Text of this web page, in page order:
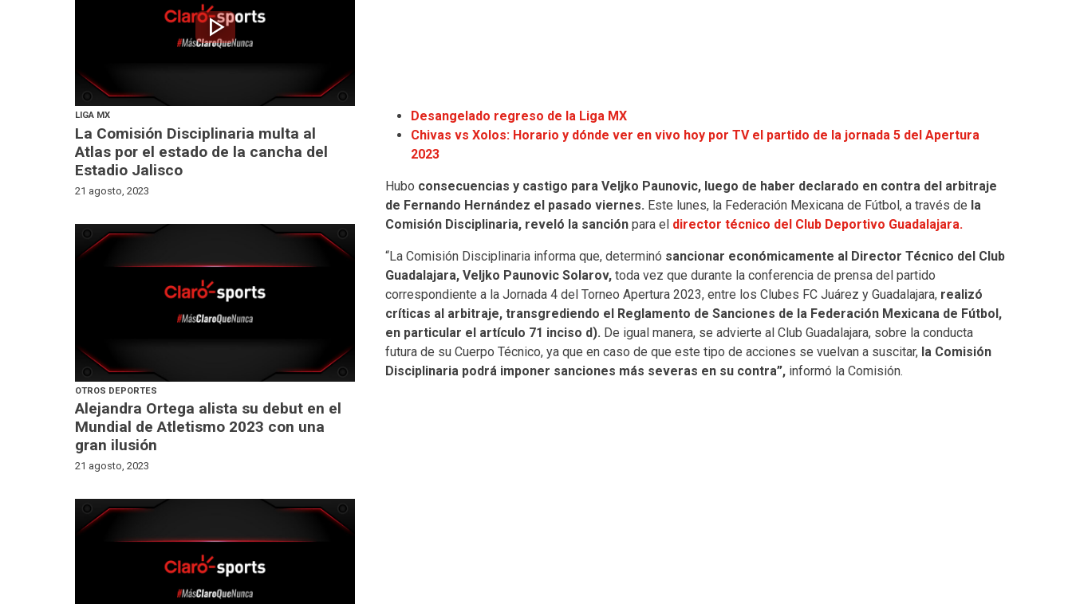
play_arrow
LIGA MX
La Comisión Disciplinaria multa al
Atlas por el estado de la cancha del
Estadio Jalisco
21 agosto, 2023
OTROS DEPORTES
Alejandra Ortega alista su debut en el
Mundial de Atletismo 2023 con una
gran ilusión
21 agosto, 2023
Desangelado regreso de la Liga MX
Chivas vs Xolos: Horario y dónde ver en vivo hoy por TV el partido de la jornada 5 del Apertura
2023
Hubo consecuencias y castigo para Veljko Paunovic, luego de haber declarado en contra del arbitraje
de Fernando Hernández el pasado viernes. Este lunes, la Federación Mexicana de Fútbol, a través de la
Comisión Disciplinaria, reveló la sanciónpara el director técnico del Club Deportivo Guadalajara.
“La Comisión Disciplinaria informa que, determinó sancionar económicamente al Director Técnico del Club
Guadalajara, Veljko Paunovic Solarov,toda vez que durante la conferencia de prensa del partido
correspondiente a la Jornada 4 del Torneo Apertura 2023, entre los Clubes FC Juárez y Guadalajara, realizó
críticas al arbitraje, transgrediendo el Reglamento de Sanciones de la Federación Mexicana de Fútbol,
en particular el artículo 71 inciso d). De igual manera, se advierte al Club Guadalajara, sobre la conducta
futura de su Cuerpo Técnico, ya que en caso de que este tipo de acciones se vuelvan a suscitar, la Comisión
Disciplinaria podrá imponer sanciones más severas en su contra”,informó la Comisión.